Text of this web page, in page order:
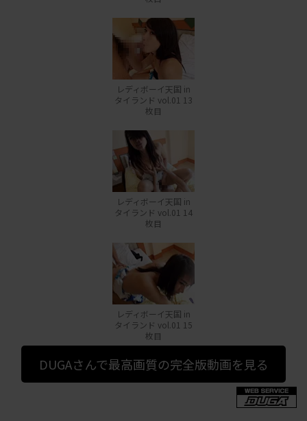
レディボーイ天国 in
タイランド vol.01 13
枚目
レディボーイ天国 in
タイランド vol.01 14
枚目
レディボーイ天国 in
タイランド vol.01 15
枚目
DUGAさんで最高画質の完全版動画を見る